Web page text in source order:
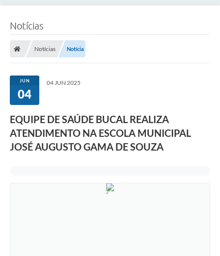
Nota Fiscal Eletrônica
Meio Ambiente
Ouvidoria
Contato
Notícias
Notícias Notícia
JUN
04
04 JUN 2025
EQUIPE DE SAÚDE BUCAL REALIZA
ATENDIMENTO NA ESCOLA MUNICIPAL
JOSÉ AUGUSTO GAMA DE SOUZA